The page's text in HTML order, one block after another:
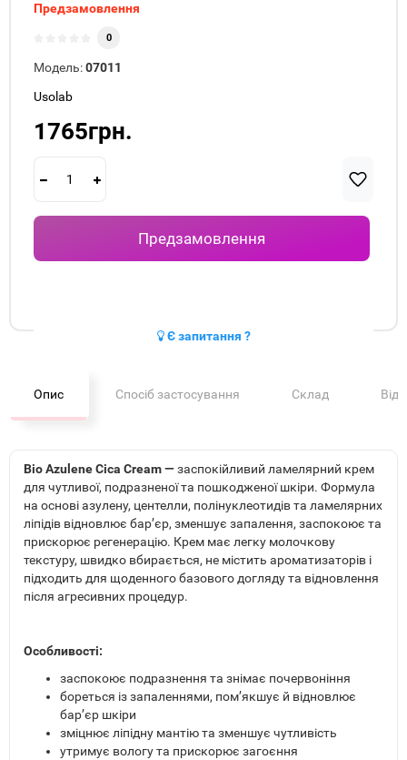
Предзамовлення
0
Модель:07011
Usolab
1765грн.
Предзамовлення
Є запитання ?
Опис Спосіб застосування Склад
Bio Azulene Cica Cream —заспокійливий ламелярний крем
для чутливої, подразненої та пошкодженої шкіри. Формула
на основі азулену, центелли, полінуклеотидів та ламелярних
ліпідів відновлює бар’єр, зменшує запалення, заспокоює та
прискорює регенерацію. Крем має легку молочкову
текстуру, швидко вбирається, не містить ароматизаторів і
підходить для щоденного базового догляду та відновлення
після агресивних процедур.
Особливості:
заспокоює подразнення та знімає почервоніння
бореться із запаленнями, пом’якшує й відновлює
бар’єр шкіри
зміцнює ліпідну мантію та зменшує чутливість
утримує вологу та прискорює загоєння